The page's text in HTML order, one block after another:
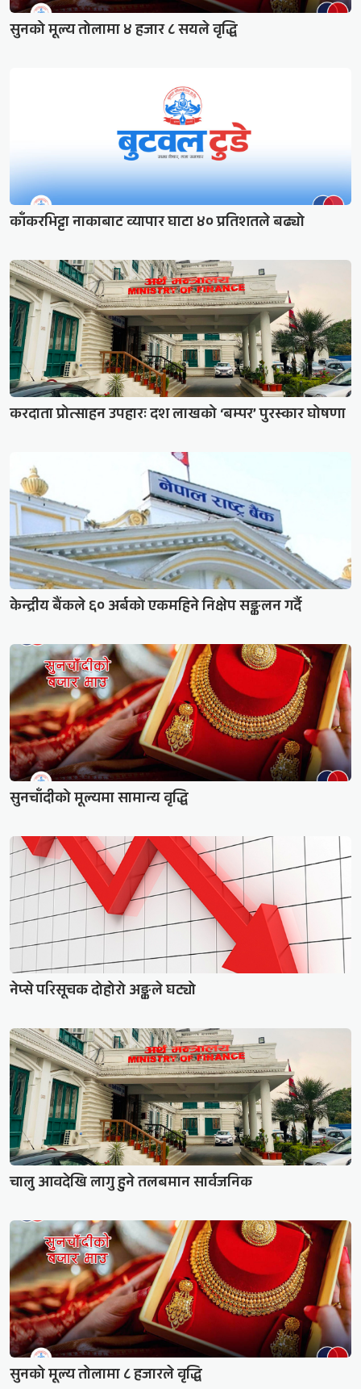
सुनको मूल्य तोलामा ४ हजार ८ सयले वृद्धि
काँकरभिट्टा नाकाबाट व्यापार घाटा ४० प्रतिशतले बढ्यो
करदाता प्रोत्साहन उपहारः दश लाखको ‘बम्पर’ पुरस्कार घोषणा
केन्द्रीय बैंकले ६० अर्बको एकमहिने निक्षेप सङ्कलन गर्दै
सुनचाँदीको मूल्यमा सामान्य वृद्धि
नेप्से परिसूचक दोहोरो अङ्कले घट्यो
चालु आवदेखि लागु हुने तलबमान सार्वजनिक
सुनको मूल्य तोलामा ८ हजारले वृद्धि